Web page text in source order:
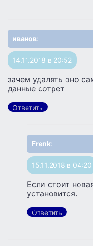
иванов:
14.11.2018 в 20:52
зачем удалять оно
данные сотрет
Ответить
Frenk:
15.11.2018 в 04:20
Если стоит
установится.
Ответить